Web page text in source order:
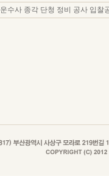
운수사 종각 단청 정비 공사 입찰